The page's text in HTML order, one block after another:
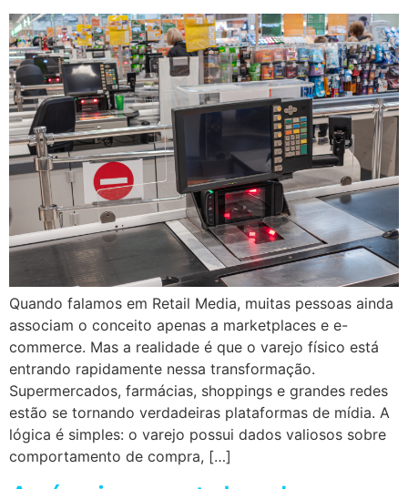
Quando falamos em Retail Media, muitas pessoas ainda
associam o conceito apenas a marketplaces e e-
commerce. Mas a realidade é que o varejo físico está
entrando rapidamente nessa transformação.
Supermercados, farmácias, shoppings e grandes redes
estão se tornando verdadeiras plataformas de mídia. A
lógica é simples: o varejo possui dados valiosos sobre
comportamento de compra, […]